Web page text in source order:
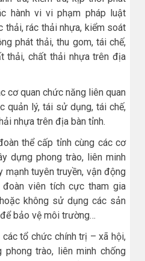
hành vi vi phạm pháp luật
thải, rác thải nhựa, kiểm soát
phát thải, thu gom, tái chế,
thải, chất thải nhựa trên địa
cơ quan chức năng liên quan
quản lý, tái sử dụng, tái chế,
nhựa trên địa bàn tỉnh.
thể cấp tỉnh cùng các cơ
dựng phong trào, liên minh
mạnh tuyên truyền, vận động
đoàn viên tích cực tham gia
không sử dụng các sản
bảo vệ môi trường…
tổ chức chính trị – xã hội,
trào, liên minh chống